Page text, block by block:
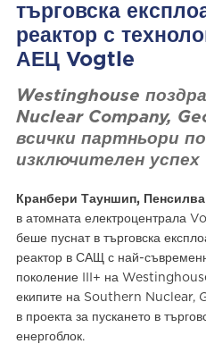
търговска
реактор с
АЕЦ Vogtle
Westinghouse
Nuclear Company,
всички партньори
изключителен успех
Кранбери Тауншип,
в атомната електроцентрала
беше пуснат в търговска
реактор в САЩ с най-
поколение III+ на
екипите на Southern Nuclear,
в проекта за пускането в
енергоблок.